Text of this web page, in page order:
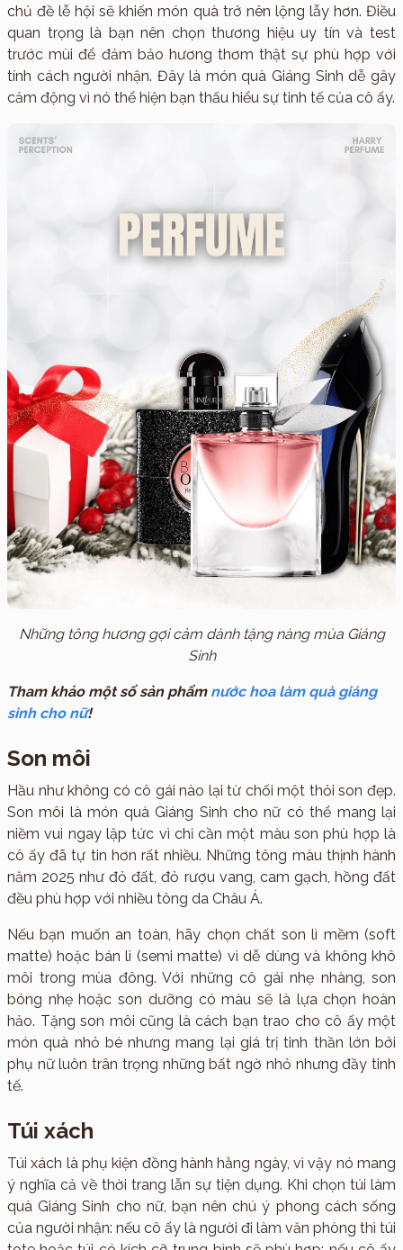
chủ đề lễ hội sẽ khiến món quà trở nên lộng lẫy hơn. Điều
quan trọng là bạn nên chọn thương hiệu uy tín và test
trước mùi để đảm bảo hương thơm thật sự phù hợp với
tính cách người nhận. Đây là món quà Giáng Sinh dễ gây
cảm động vì nó thể hiện bạn thấu hiểu sự tinh tế của cô ấy.
Những tông hương gợi cảm dành tặng nàng mùa Giáng
Sinh
Tham khảo một số sản phẩm nước hoa làm quà giáng
sinh cho nữ!
Son môi
Hầu như không có cô gái nào lại từ chối một thỏi son đẹp.
Son môi là món quà Giáng Sinh cho nữ có thể mang lại
niềm vui ngay lập tức vì chỉ cần một màu son phù hợp là
cô ấy đã tự tin hơn rất nhiều. Những tông màu thịnh hành
năm 2025 như đỏ đất, đỏ rượu vang, cam gạch, hồng đất
đều phù hợp với nhiều tông da Châu Á.
Nếu bạn muốn an toàn, hãy chọn chất son lì mềm (soft
matte) hoặc bán lì (semi matte) vì dễ dùng và không khô
môi trong mùa đông. Với những cô gái nhẹ nhàng, son
bóng nhẹ hoặc son dưỡng có màu sẽ là lựa chọn hoàn
hảo. Tặng son môi cũng là cách bạn trao cho cô ấy một
món quà nhỏ bé nhưng mang lại giá trị tinh thần lớn bởi
phụ nữ luôn trân trọng những bất ngờ nhỏ nhưng đầy tinh
tế.
Túi xách
Túi xách là phụ kiện đồng hành hằng ngày, vì vậy nó mang
ý nghĩa cả về thời trang lẫn sự tiện dụng. Khi chọn túi làm
quà Giáng Sinh cho nữ, bạn nên chú ý phong cách sống
của người nhận: nếu cô ấy là người đi làm văn phòng thì túi